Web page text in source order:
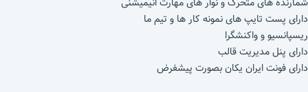
دارای پست تایپ های نمونه کار ها و تیم ما
ریسپانسیو و واکنشگرا
دارای پنل مدیریت قالب
دارای فونت ایران یکان بصورت پیشفرض